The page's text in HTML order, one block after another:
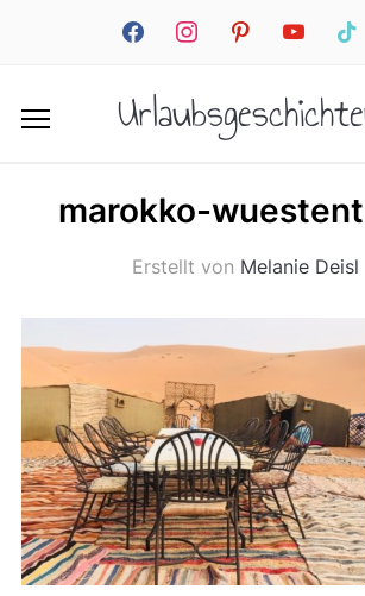
facebookinstagrampinterestyoutube tiktok
marokko-
Erstellt von Melanie Deisl